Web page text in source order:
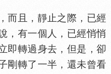
且，靜止之際，已經
，有一個人，已經悄悄
即轉過身去，但是，卻
剛轉了一半，還未曾看